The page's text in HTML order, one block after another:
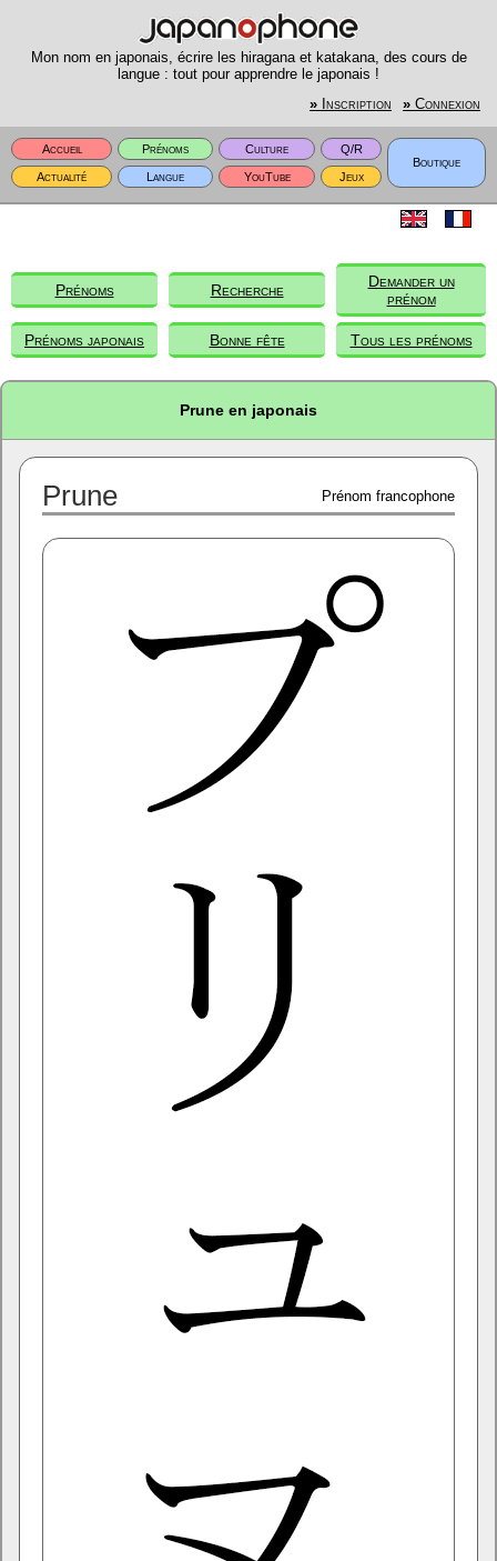
Mon nom en japonais, écrire les hiragana et katakana, des cours de
langue : tout pour apprendre le japonais !
» Inscription » Connexion
Accueil Prénoms Culture
Q/R
Boutique
Actualité
Langue YouTube Jeux
Prénoms Recherche
Demander un
prénom
Prénoms japonais Bonne fête Tous les prénoms
Prune en japonais
Prune Prénom francophone